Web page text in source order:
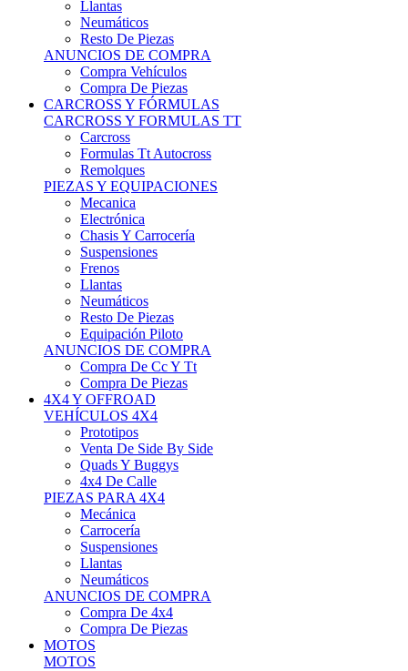
Resto De Piezas
ANUNCIOS DE COMPRA
Compra Vehículos
Compra De Piezas
CARCROSS Y FÓRMULAS
CARCROSS Y FORMULAS TT
Carcross
Formulas Tt Autocross
Remolques
PIEZAS Y EQUIPACIONES
Mecanica
Electrónica
Chasis Y Carrocería
Suspensiones
Frenos
Llantas
Neumáticos
Resto De Piezas
Equipación Piloto
ANUNCIOS DE COMPRA
Compra De Cc Y Tt
Compra De Piezas
4X4 Y OFFROAD
VEHÍCULOS 4X4
Prototipos
Venta De Side By Side
Quads Y Buggys
4x4 De Calle
PIEZAS PARA 4X4
Mecánica
Carrocería
Suspensiones
Llantas
Neumáticos
ANUNCIOS DE COMPRA
Compra De 4x4
Compra De Piezas
MOTOS
MOTOS
Motos De Circuito